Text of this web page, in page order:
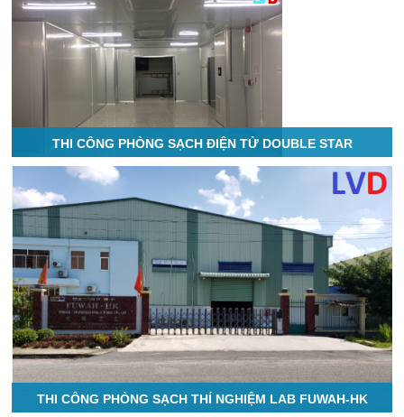
THI CÔNG PHÒNG SẠCH ĐIỆN TỬ DOUBLE STAR
THI CÔNG PHÒNG SẠCH THÍ NGHIỆM LAB FUWAH-HK